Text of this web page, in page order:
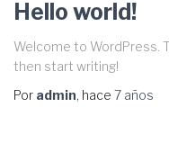
Hello world!
Welcome to WordPress.
then start writing!
Por admin, hace 7 años